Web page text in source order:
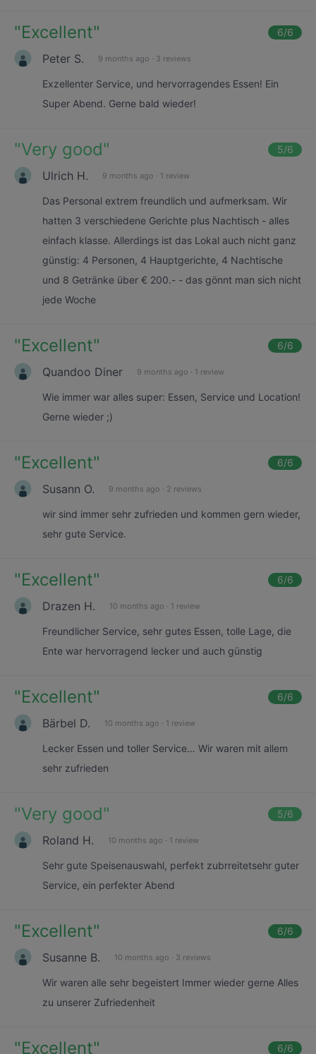
"Excellent" 6/6
Peter S. 9 months ago · 3 reviews
Exzellenter Service, und hervorragendes Essen! Ein
Super Abend. Gerne bald wieder!
"Very good" 5/6
Ulrich H. 9 months ago · 1 review
Das Personal extrem freundlich und aufmerksam. Wir
hatten 3 verschiedene Gerichte plus Nachtisch - alles
einfach klasse. Allerdings ist das Lokal auch nicht ganz
günstig: 4 Personen, 4 Hauptgerichte, 4 Nachtische
und 8 Getränke über € 200.- - das gönnt man sich nicht
jede Woche
"Excellent" 6/6
Quandoo Diner 9 months ago · 1 review
Wie immer war alles super: Essen, Service und Location!
Gerne wieder ;)
"Excellent" 6/6
Susann O. 9 months ago · 2 reviews
wir sind immer sehr zufrieden und kommen gern wieder,
sehr gute Service.
"Excellent" 6/6
Drazen H. 10 months ago · 1 review
Freundlicher Service, sehr gutes Essen, tolle Lage, die
Ente war hervorragend lecker und auch günstig
"Excellent" 6/6
Bärbel D. 10 months ago · 1 review
Lecker Essen und toller Service… Wir waren mit allem
sehr zufrieden
"Very good" 5/6
Roland H. 10 months ago · 1 review
Sehr gute Speisenauswahl, perfekt zubrreitetsehr guter
Service, ein perfekter Abend
"Excellent" 6/6
Susanne B. 10 months ago · 3 reviews
Wir waren alle sehr begeistert Immer wieder gerne Alles
zu unserer Zufriedenheit
"Excellent" 6/6